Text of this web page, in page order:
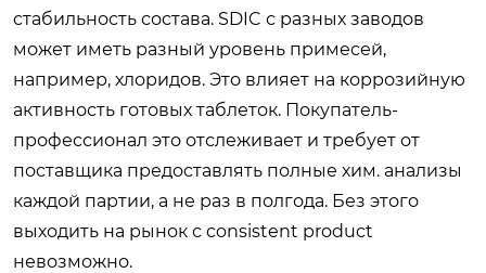
стабильность состава. SDIC с разных заводов
может иметь разный уровень примесей,
например, хлоридов. Это влияет на коррозийную
активность готовых таблеток. Покупатель-
профессионал это отслеживает и требует от
поставщика предоставлять полные хим. анализы
каждой партии, а не раз в полгода. Без этого
выходить на рынок с consistent product
невозможно.